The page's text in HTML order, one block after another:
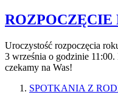
ROZPOCZĘCIE
Uroczystość rozpoczęcia
3 września o godzinie
czekamy na Was!
SPOTKANIA Z